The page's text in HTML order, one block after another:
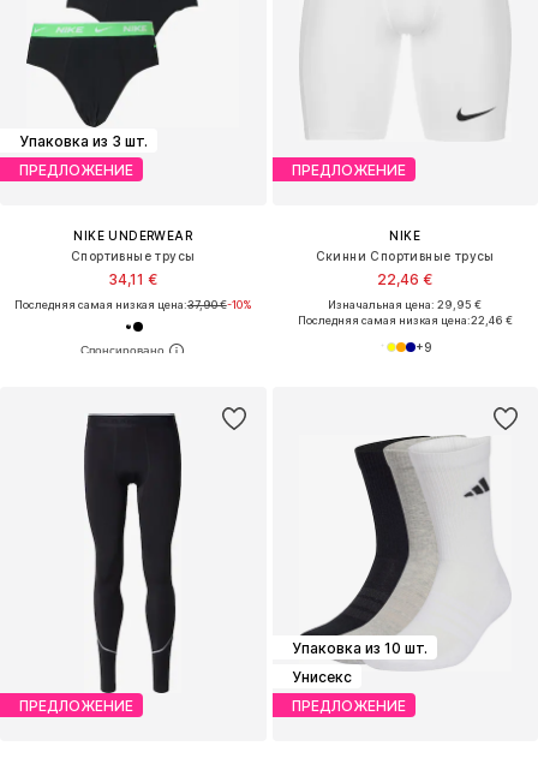
Упаковка из 3 шт.
ПРЕДЛОЖЕНИЕ
NIKE UNDERWEAR
Спортивные трусы
34,11 €
Последняя самая низкая цена:37,90 €-10%
ПРЕДЛОЖЕНИЕ
NIKE
Скинни Спортивные трусы
22,46 €
Изначальная цена: 29,95 €
Последняя самая низкая цена:22,46 €
+9
ПРЕДЛОЖЕНИЕ
Упаковка из 10 шт.
Унисекс
ПРЕДЛОЖЕНИЕ